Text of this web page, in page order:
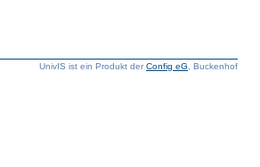
UnivIS ist ein Produkt derConfig eG , Buckenhof